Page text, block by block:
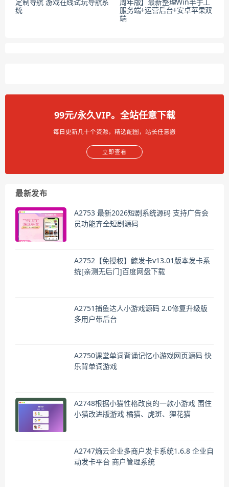
定制导航 游戏在线试玩导航系
统
周年版】最新整理Win半手工
服务端+运营后台+安卓苹果双
端
99元/永久VIP。全站任意下载
每日更新几十个资源，精选配图，站长任意搬
立即查看
最新发布
A2753 最新2026短剧系统源码 支持广告会
员功能齐全短剧源码
A2752【免授权】鲸发卡v13.01版本发卡系
统[亲测无后门]百度网盘下载
A2751捕鱼达人小游戏源码 2.0修复升级版
多用户带后台
A2750课堂单词背诵记忆小游戏网页源码 快
乐背单词游戏
A2748根据小猫性格改良的一款小游戏 围住
小猫改进版游戏 橘猫、虎斑、狸花猫
A2747熵云企业多商户发卡系统1.6.8 企业自
动发卡平台 商户管理系统